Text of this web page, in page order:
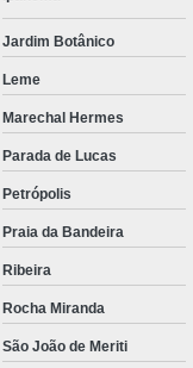
Jardim Botânico
Leme
Marechal Hermes
Parada de Lucas
Petrópolis
Praia da Bandeira
Ribeira
Rocha Miranda
São João de Meriti